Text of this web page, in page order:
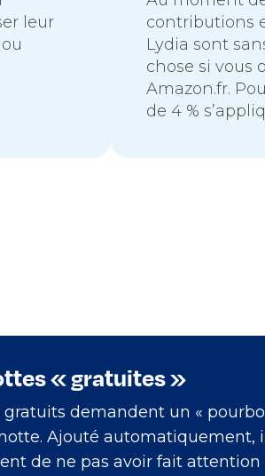
leur
contributions
Lydia sont
chose si vous
Amazon.fr.
de 4 %
« gratuites »
demandent un «
Ajouté automatiquement,
de ne pas avoir fait